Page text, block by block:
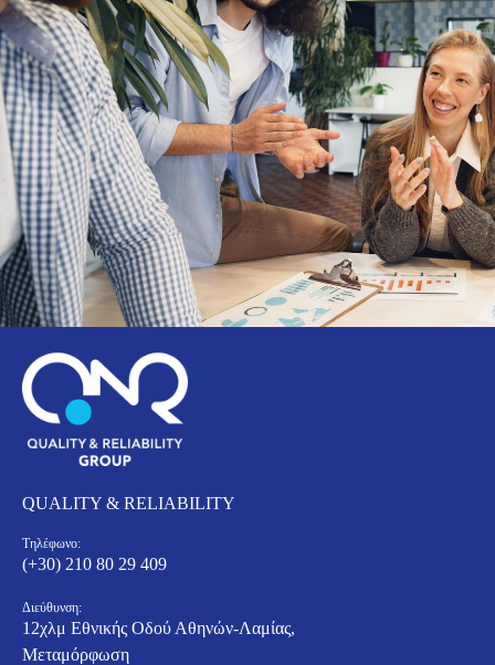
QUALITY & RELIABILITY
Τηλέφωνο:
(+30) 210 80 29 409
Διεύθυνση:
12χλμ Εθνικής Οδού Αθηνών-Λαμίας,
Μεταμόρφωση